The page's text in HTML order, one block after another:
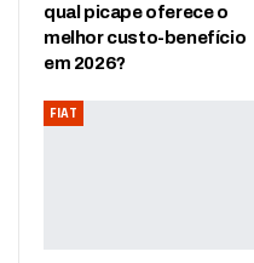
qual picape oferece o
melhor custo-benefício
em 2026?
FIAT